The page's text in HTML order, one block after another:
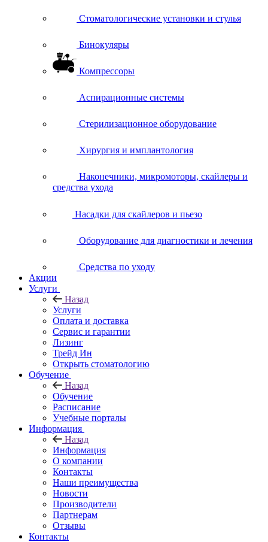
Стоматологические установки и стулья
Бинокуляры
Компрессоры
Аспирационные системы
Стерилизационное оборудование
Хирургия и имплантология
Наконечники, микромоторы, скайлеры и
средства ухода
Насадки для скайлеров и пьезо
Оборудование для диагностики и лечения
Средства по уходу
Акции
Услуги
Назад
Услуги
Оплата и доставка
Сервис и гарантии
Лизинг
Трейд Ин
Открыть стоматологию
Обучение
Назад
Обучение
Расписание
Учебные порталы
Информация
Назад
Информация
О компании
Контакты
Наши преимущества
Новости
Производители
Партнерам
Отзывы
Контакты